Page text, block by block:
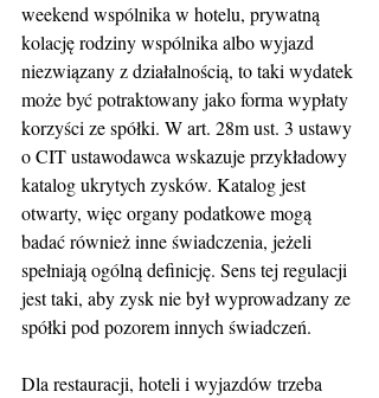
weekend wspólnika w hotelu, prywatną
kolację rodziny wspólnika albo wyjazd
niezwiązany z działalnością, to taki wydatek
może być potraktowany jako forma wypłaty
korzyści ze spółki. W art. 28m ust. 3 ustawy
o CIT ustawodawca wskazuje przykładowy
katalog ukrytych zysków. Katalog jest
otwarty, więc organy podatkowe mogą
badać również inne świadczenia, jeżeli
spełniają ogólną definicję. Sens tej regulacji
jest taki, aby zysk nie był wyprowadzany ze
spółki pod pozorem innych świadczeń.
Dla restauracji, hoteli i wyjazdów trzeba